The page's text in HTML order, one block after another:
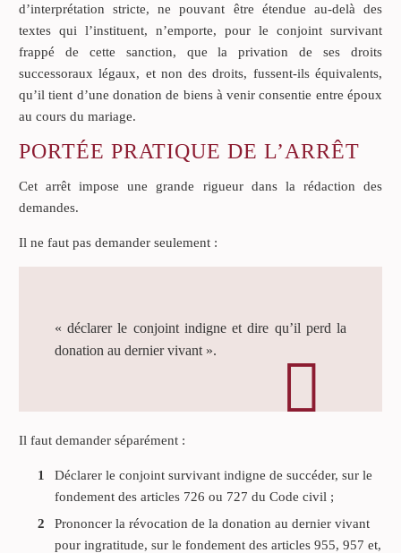
d’interprétation stricte, ne pouvant être étendue au-delà des
textes qui l’instituent, n’emporte, pour le conjoint survivant
frappé de cette sanction, que la privation de ses droits
successoraux légaux, et non des droits, fussent-ils équivalents,
qu’il tient d’une donation de biens à venir consentie entre époux
au cours du mariage.
PORTÉE PRATIQUE DE L’ARRÊT
Cet arrêt impose une grande rigueur dans la rédaction des
demandes.
Il ne faut pas demander seulement :
« déclarer le conjoint indigne et dire qu’il perd la
donation au dernier vivant ».
Il faut demander séparément :
Déclarer le conjoint survivant indigne de succéder, sur le
fondement des articles 726 ou 727 du Code civil ;
Prononcer la révocation de la donation au dernier vivant
pour ingratitude, sur le fondement des articles 955, 957 et,